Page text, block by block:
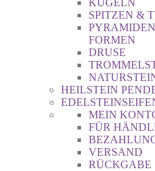
KUGELN
SPITZEN &
FORMEN
DRUSE
HEILSTEIN
MEIN
FÜR
VERSAND
RÜCKGABE